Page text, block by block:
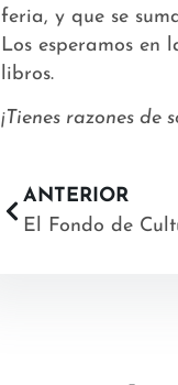
feria, y que se
Los esperamos en
libros.
¡Tienes razones
ANTERIOR